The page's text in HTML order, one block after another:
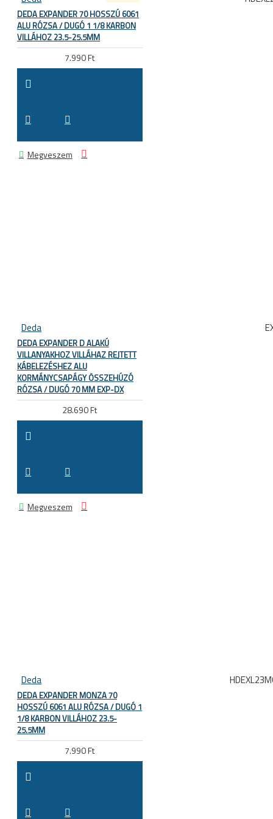
DEDA EXPANDER 70 HOSSZÚ 6061
ALU RÓZSA / DUGÓ 1 1/8 KARBON
VILLÁHOZ 23.5-25.5MM
7.990 Ft
Megveszem
Deda
DEDA EXPANDER D ALAKÚ
VILLANYAKHOZ VILLÁHAZ REJTETT
KÁBELEZÉSHEZ ALU
KORMÁNYCSAPÁGY ÖSSZEHÚZÓ
RÓZSA / DUGÓ 70 MM EXP-DX
28.690 Ft
Megveszem
Deda
DEDA EXPANDER MONZA 70
HOSSZÚ 6061 ALU RÓZSA / DUGÓ 1
1/8 KARBON VILLÁHOZ 23.5-
25.5MM
7.990 Ft